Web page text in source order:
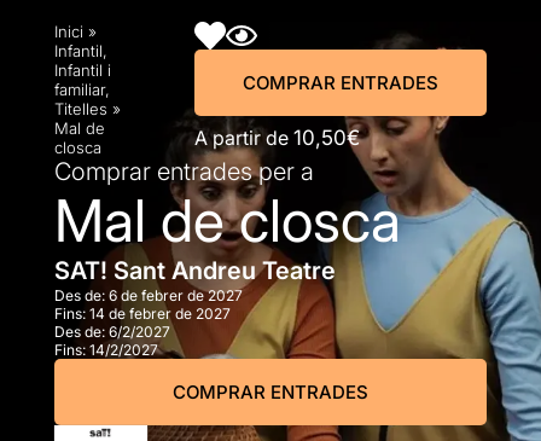
Inici »
Infantil,
Infantil i
familiar,
Titelles »
Mal de
closca
A partir de 10,50€
COMPRAR ENTRADES
Comprar entrades per a
Mal de closca
SAT! Sant Andreu Teatre
Des de: 6 de febrer de 2027
Fins: 14 de febrer de 2027
Des de: 6/2/2027
Fins: 14/2/2027
COMPRAR ENTRADES